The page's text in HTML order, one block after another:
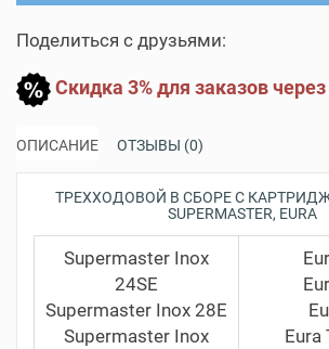
Поделиться с друзьями:
Скидка 3% для заказов
ОПИСАНИЕ ОТЗЫВЫ (0)
ТРЕХХОДОВОЙ В СБОРЕ С
SUPERMASTER, EURA
Supermaster Inox
24SE
Supermaster Inox 28E
Supermaster Inox
Eura